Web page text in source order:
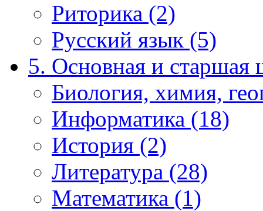
Риторика (2)
Русский язык (5)
5. Основная и старшая
Биология, химия,
Информатика (18)
История (2)
Литература (28)
Математика (1)